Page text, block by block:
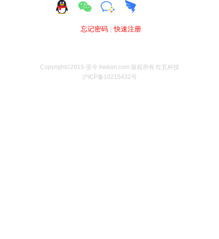
忘记密码 | 快速注册
Copyright©2015-至今 hwbim.com 版权所有 红瓦科技
沪ICP备10215432号